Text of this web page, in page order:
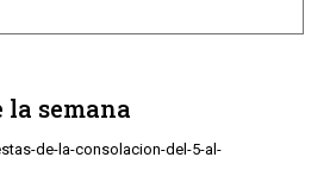
la semana